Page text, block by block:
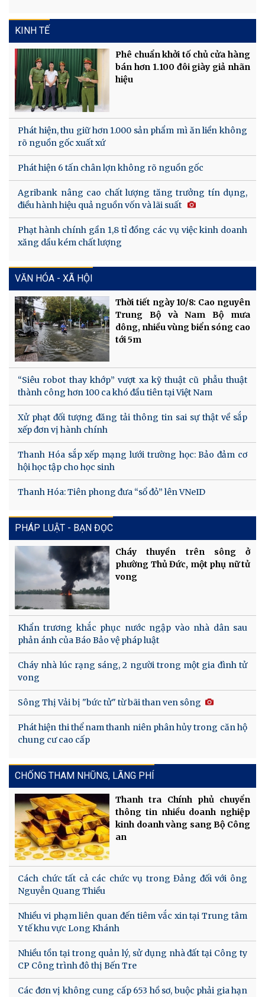
KINH TẾ
Phê chuẩn khởi tố chủ cửa hàng
bán hơn 1.100 đôi giày giả nhãn
hiệu
Phát hiện, thu giữ hơn 1.000 sản phẩm mì ăn liền không
rõ nguồn gốc xuất xứ
Phát hiện 6 tấn chân lợn không rõ nguồn gốc
Agribank nâng cao chất lượng tăng trưởng tín dụng,
điều hành hiệu quả nguồn vốn và lãi suất
Phạt hành chính gần 1,8 tỉ đồng các vụ việc kinh doanh
xăng dầu kém chất lượng
VĂN HÓA - XÃ HỘI
Thời tiết ngày 10/8: Cao nguyên
Trung Bộ và Nam Bộ mưa
dông, nhiều vùng biển sóng cao
tới 5m
“Siêu robot thay khớp” vượt xa kỹ thuật cũ phẫu thuật
thành công hơn 100 ca khó đầu tiên tại Việt Nam
Xử phạt đối tượng đăng tải thông tin sai sự thật về sắp
xếp đơn vị hành chính
Thanh Hóa sắp xếp mạng lưới trường học: Bảo đảm cơ
hội học tập cho học sinh
Thanh Hóa: Tiên phong đưa “sổ đỏ” lên VNeID
PHÁP LUẬT - BẠN ĐỌC
Cháy thuyền trên sông ở
phường Thủ Đức, một phụ nữ tử
vong
Khẩn trương khắc phục nước ngập vào nhà dân sau
phản ánh của Báo Bảo vệ pháp luật
Cháy nhà lúc rạng sáng, 2 người trong một gia đình tử
vong
Sông Thị Vải bị "bức tử" từ bãi than ven sông
Phát hiện thi thể nam thanh niên phân hủy trong căn hộ
chung cư cao cấp
CHỐNG THAM NHŨNG, LÃNG PHÍ
Thanh tra Chính phủ chuyển
thông tin nhiều doanh nghiệp
kinh doanh vàng sang Bộ Công
an
Cách chức tất cả các chức vụ trong Đảng đối với ông
Nguyễn Quang Thiều
Nhiều vi phạm liên quan đến tiêm vắc xin tại Trung tâm
Y tế khu vực Long Khánh
Nhiều tồn tại trong quản lý, sử dụng nhà đất tại Công ty
CP Công trình đô thị Bến Tre
Các đơn vị không cung cấp 653 hồ sơ, buộc phải gia hạn